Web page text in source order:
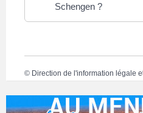
Schengen ?
© Direction de l'information légale